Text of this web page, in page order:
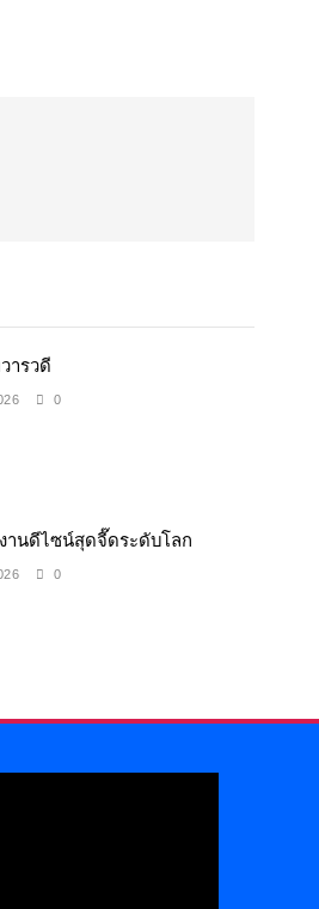
ารวดี
0
งานดีไซน์สุดจี๊ดระดับโลก
0